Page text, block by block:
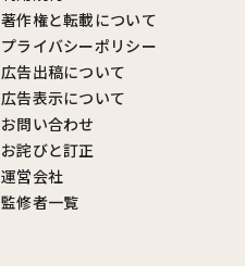
著作権と転載について
プライバシーポリシー
広告出稿について
広告表示について
お問い合わせ
お詫びと訂正
運営会社
監修者一覧